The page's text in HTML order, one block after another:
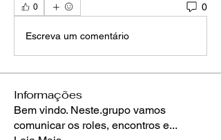
0 0
Escreva um comentário
Informações
Bem vindo. Neste.grupo vamos
comunicar os roles, encontros e...